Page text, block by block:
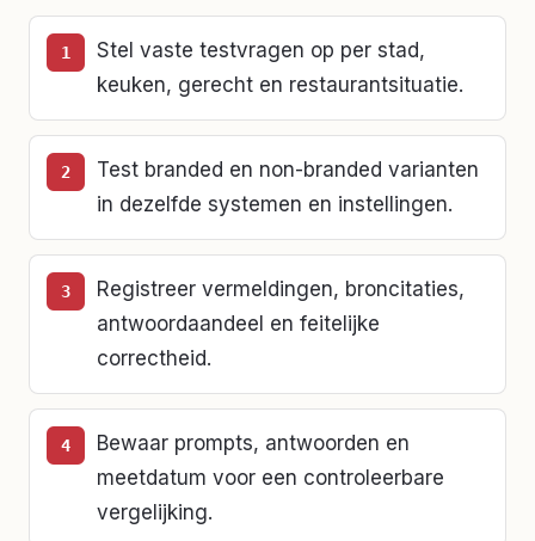
Stel vaste testvragen op per stad,
keuken, gerecht en restaurantsituatie.
Test branded en non-branded varianten
in dezelfde systemen en instellingen.
Registreer vermeldingen, broncitaties,
antwoordaandeel en feitelijke
correctheid.
Bewaar prompts, antwoorden en
meetdatum voor een controleerbare
vergelijking.